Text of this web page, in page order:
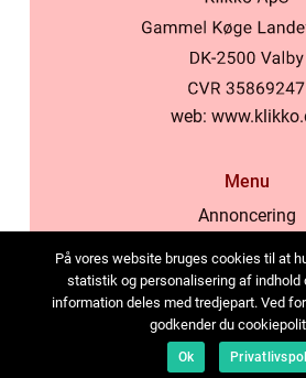
web:
Menu
Annoncering
Cookies
Kontakt os
Sitemap
På vores website bruges cookies til at
statistik og personalisering af indhold
information deles med tredjepart. Ved
godkender du
Ok